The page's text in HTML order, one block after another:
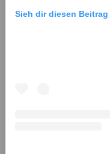
Sieh dir diesen